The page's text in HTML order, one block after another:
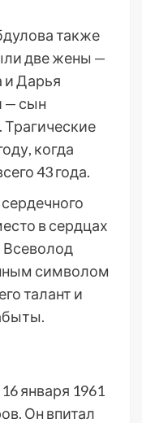
также
две жены —
и Дарья
— сын
Трагические
когда
43 года.
в сердцах
Всеволод
символом
талант и
января 1961
Он впитал